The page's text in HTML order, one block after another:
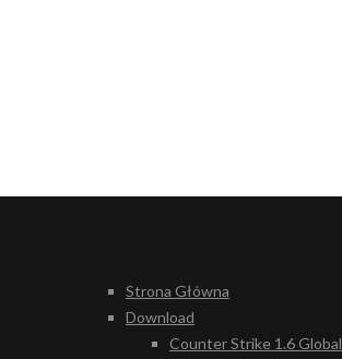
Strona Główna
Download
Counter Strike 1.6 Global